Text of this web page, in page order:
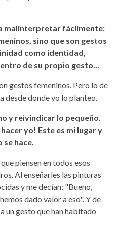
malinterpretar fácilmente:
sino que son gestos
como identidad,
de su propio gesto...
gestos femeninos. Pero lo de
desde donde yo lo planteo.
y reivindicar lo pequeño.
yo! Este es mi lugar y
se hace.
piensen en todos esos
Al enseñarles las pinturas
y me decían: "Bueno,
dado valor a eso". Y de
un gesto que han habitado